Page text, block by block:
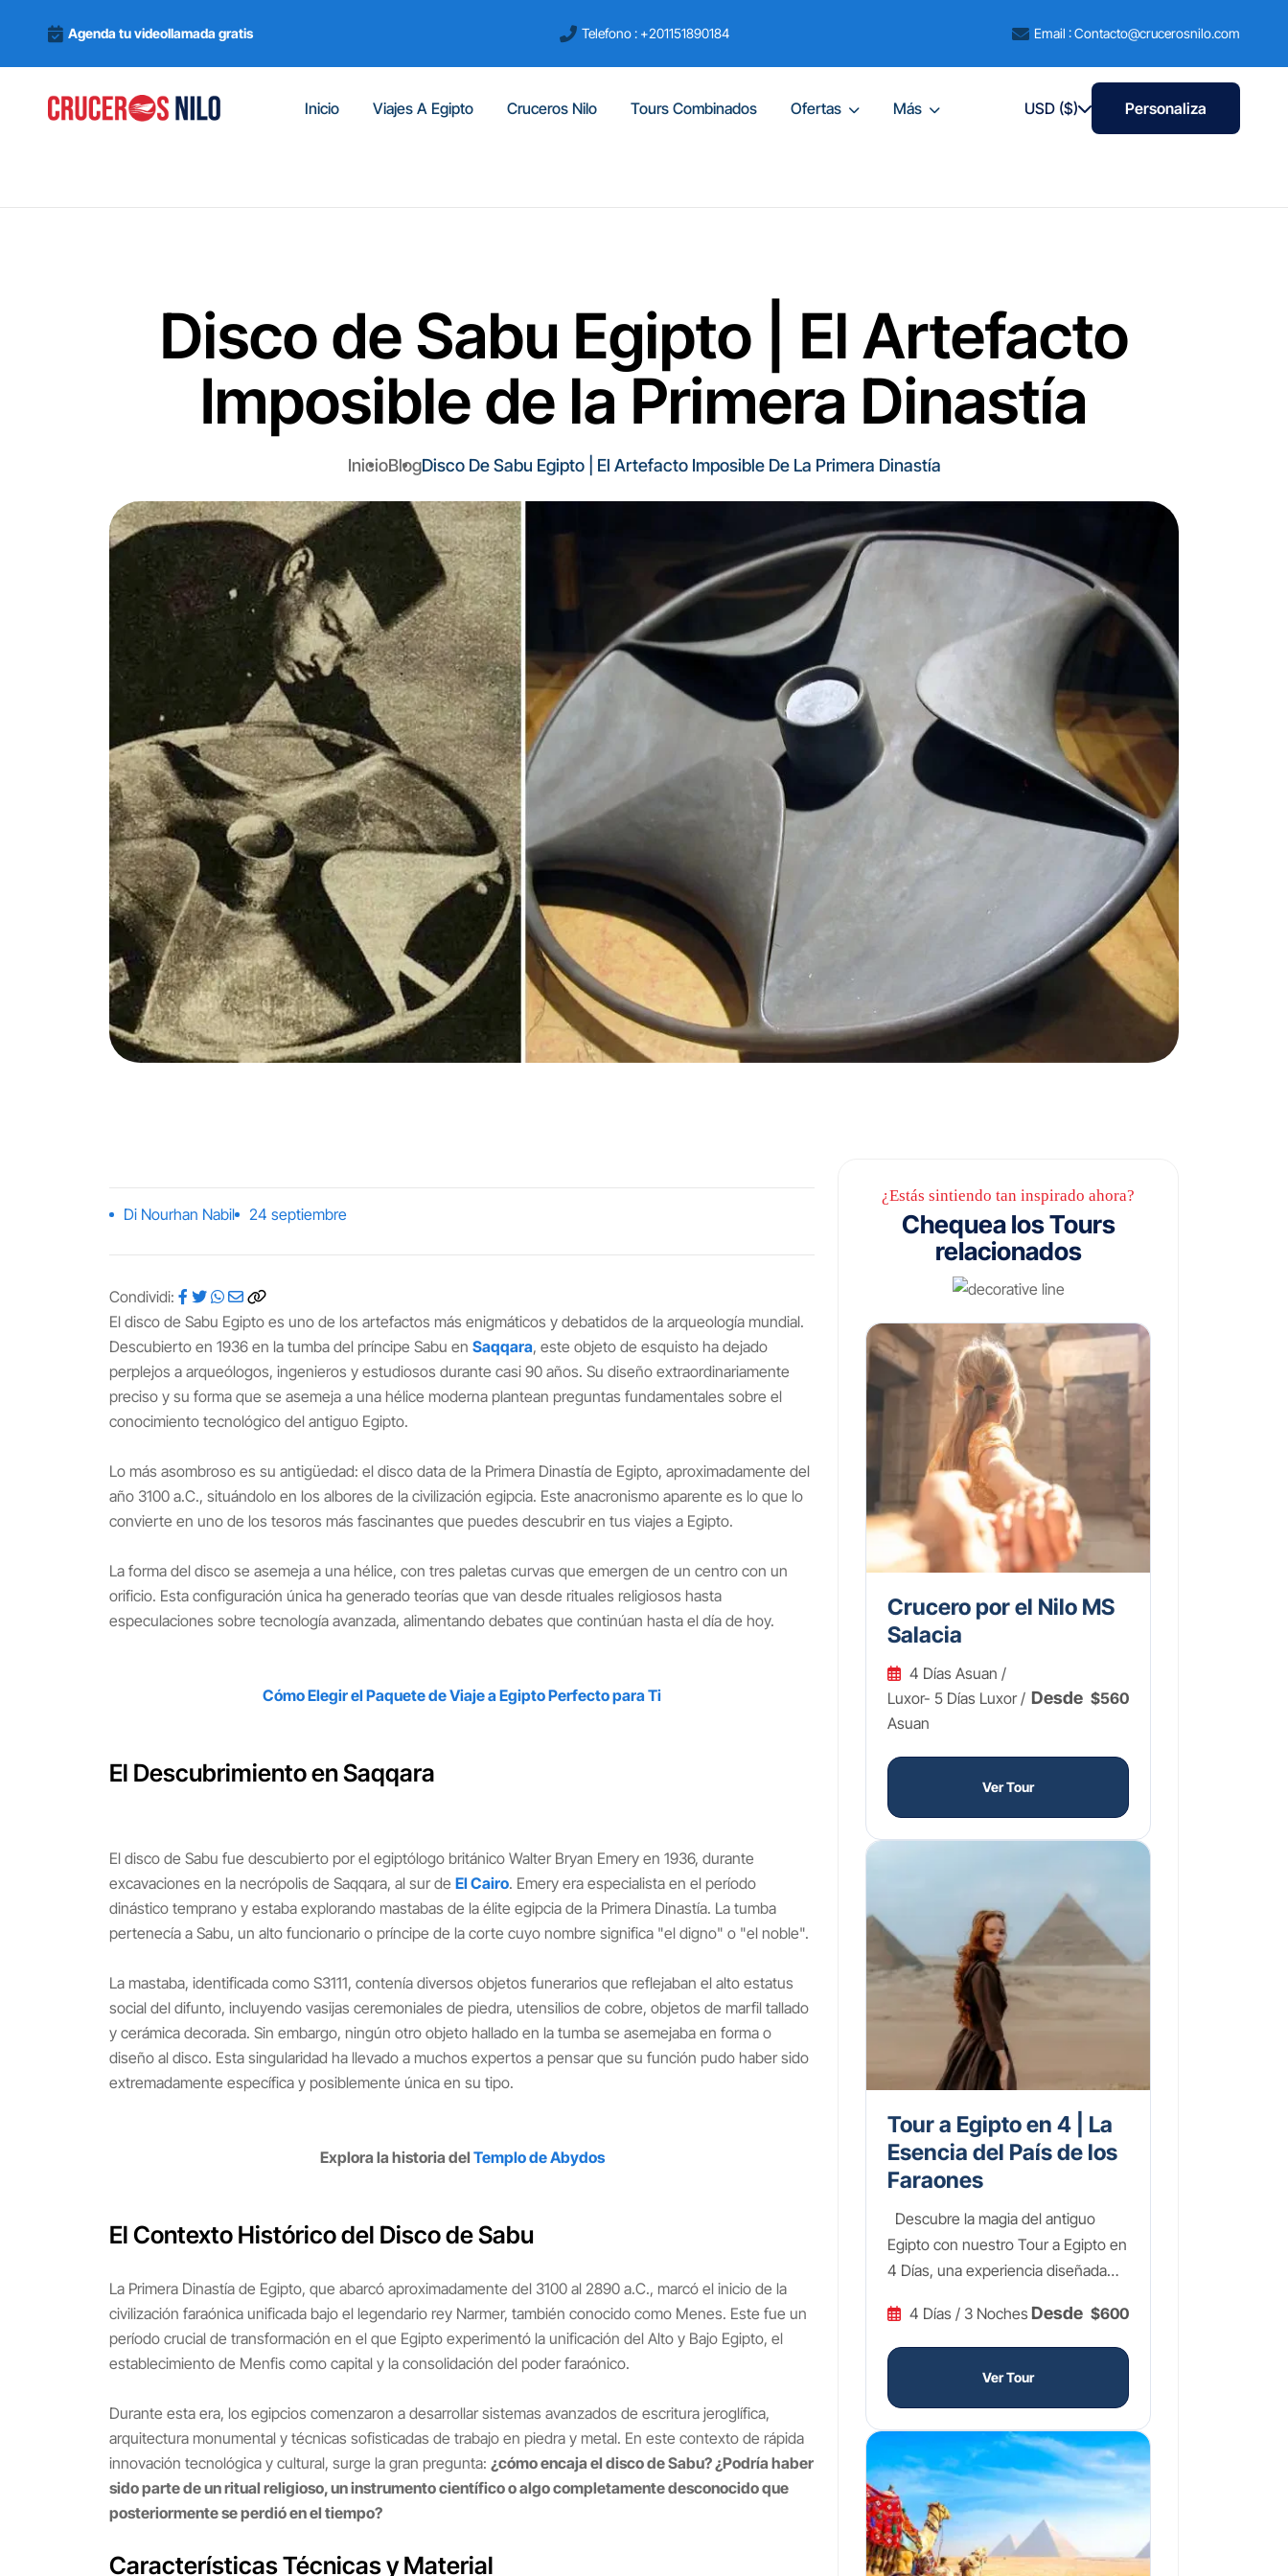
Agenda tu videollamada gratis Telefono : +201151890184 Email : Contacto@crucerosnilo.com
Inicio Viajes A Egipto Cruceros Nilo Tours Combinados Ofertas Más USD ($) Personaliza
Disco de Sabu Egipto | El Artefacto
Imposible de la Primera Dinastía
InicioBlogDisco De Sabu Egipto | El Artefacto Imposible De La Primera Dinastía
Di Nourhan Nabil 24 septiembre
Condividi:
El disco de Sabu Egipto es uno de los artefactos más enigmáticos y debatidos de la arqueología mundial.
Descubierto en 1936 en la tumba del príncipe Sabu en Saqqara, este objeto de esquisto ha dejado
perplejos a arqueólogos, ingenieros y estudiosos durante casi 90 años. Su diseño extraordinariamente
preciso y su forma que se asemeja a una hélice moderna plantean preguntas fundamentales sobre el
conocimiento tecnológico del antiguo Egipto.
Lo más asombroso es su antigüedad: el disco data de la Primera Dinastía de Egipto, aproximadamente del
año 3100 a.C., situándolo en los albores de la civilización egipcia. Este anacronismo aparente es lo que lo
convierte en uno de los tesoros más fascinantes que puedes descubrir en tus viajes a Egipto.
La forma del disco se asemeja a una hélice, con tres paletas curvas que emergen de un centro con un
orificio. Esta configuración única ha generado teorías que van desde rituales religiosos hasta
especulaciones sobre tecnología avanzada, alimentando debates que continúan hasta el día de hoy.
Cómo Elegir el Paquete de Viaje a Egipto Perfecto para Ti
El Descubrimiento en Saqqara
El disco de Sabu fue descubierto por el egiptólogo británico Walter Bryan Emery en 1936, durante
excavaciones en la necrópolis de Saqqara, al sur de El Cairo. Emery era especialista en el período
dinástico temprano y estaba explorando mastabas de la élite egipcia de la Primera Dinastía. La tumba
pertenecía a Sabu, un alto funcionario o príncipe de la corte cuyo nombre significa "el digno" o "el noble".
La mastaba, identificada como S3111, contenía diversos objetos funerarios que reflejaban el alto estatus
social del difunto, incluyendo vasijas ceremoniales de piedra, utensilios de cobre, objetos de marfil tallado
y cerámica decorada. Sin embargo, ningún otro objeto hallado en la tumba se asemejaba en forma o
diseño al disco. Esta singularidad ha llevado a muchos expertos a pensar que su función pudo haber sido
extremadamente específica y posiblemente única en su tipo.
Explora la historia del Templo de Abydos
El Contexto Histórico del Disco de Sabu
La Primera Dinastía de Egipto, que abarcó aproximadamente del 3100 al 2890 a.C., marcó el inicio de la
civilización faraónica unificada bajo el legendario rey Narmer, también conocido como Menes. Este fue un
período crucial de transformación en el que Egipto experimentó la unificación del Alto y Bajo Egipto, el
establecimiento de Menfis como capital y la consolidación del poder faraónico.
Durante esta era, los egipcios comenzaron a desarrollar sistemas avanzados de escritura jeroglífica,
arquitectura monumental y técnicas sofisticadas de trabajo en piedra y metal. En este contexto de rápida
innovación tecnológica y cultural, surge la gran pregunta: ¿cómo encaja el disco de Sabu? ¿Podría haber
sido parte de un ritual religioso, un instrumento científico o algo completamente desconocido que
posteriormente se perdió en el tiempo?
Características Técnicas y Material
¿Estás sintiendo tan inspirado ahora?
Chequea los Tours
relacionados
Crucero por el Nilo MS
Salacia
4 Días Asuan /
Luxor- 5 Días Luxor /
Asuan
Desde $560
Ver Tour
Tour a Egipto en 4 | La
Esencia del País de los
Faraones
Descubre la magia del antiguo
Egipto con nuestro Tour a Egipto en
4 Días, una experiencia diseñada
de una de las civilizaciones más
fascinantes de la historia. Explora
las monumentales Pirámides de
Guiza y la enigmática Esfinge,
maravíllate con los tesoros dorados
de Tutankamón en el Gran Museo
Egipcio, y recorre la Pirámide
Escalonada de Sakkara, considerada
la primera estructura piramidal del
mundo. Este tour a Egipto en 4 días
4 Días / 3 NochesDesde $600
Ver Tour